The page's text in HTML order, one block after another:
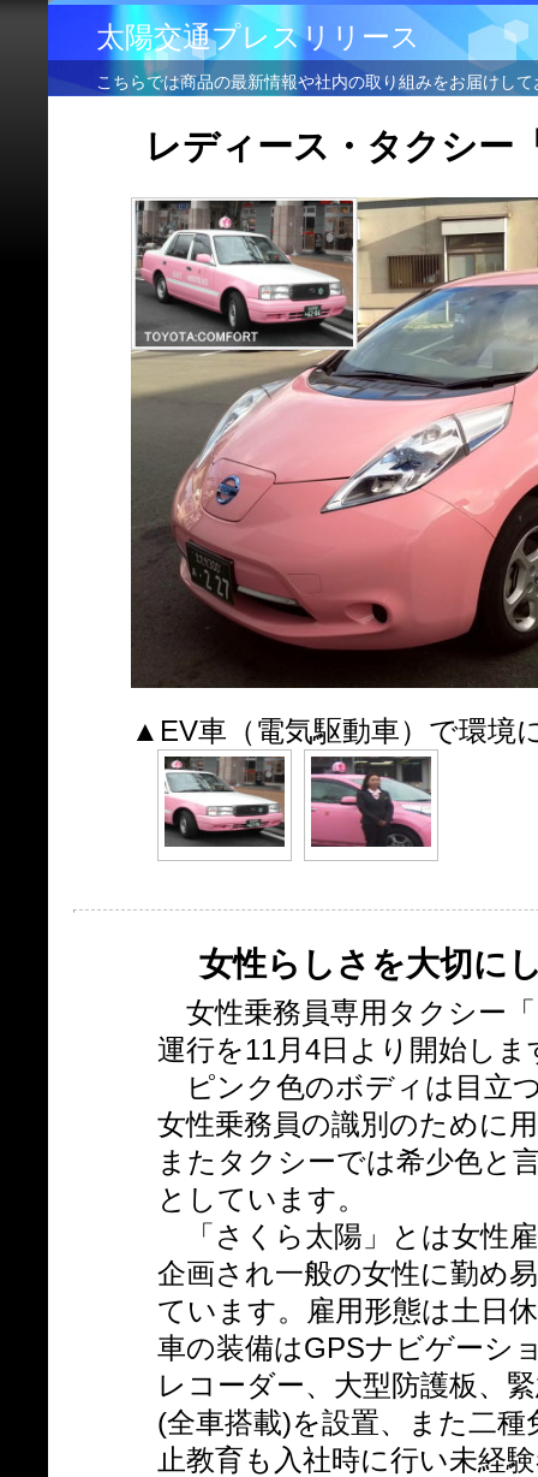
太陽交通プレスリリース
こちらでは商品の最新情報や社内の取り組みをお届けし
レディース・タクシー
▲EV車（電気駆動車）で環境
女性らしさを大切に
女性乗務員専用タクシー
運行を11月4日より開始しま
ピンク色のボディは目立
女性乗務員の識別のために
またタクシーでは希少色と
としています。
「さくら太陽」とは女性
企画され一般の女性に勤め
ています。雇用形態は土日
車の装備はGPSナビゲーシ
レコーダー、大型防護板、
(全車搭載)を設置、また二種
止教育も入社時に行い未経